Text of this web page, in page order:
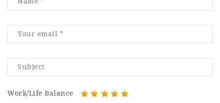
Work/Life Balance